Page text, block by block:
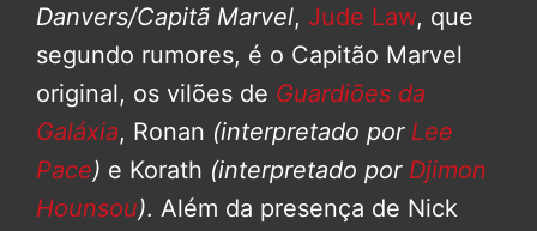
Danvers/Capitã Marvel, Jude Law, que
segundo rumores, é o Capitão Marvel
original, os vilões de Guardiões da
Galáxia, Ronan (interpretado por Lee
Pace) e Korath (interpretado por Djimon
Hounsou). Além da presença de Nick